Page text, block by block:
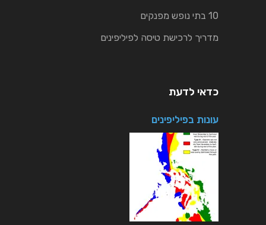
10 בתי נופש מפנקים
מדריך לרכישת טיסה לפיליפינים
כדאי לדעת
עונות בפיליפינים